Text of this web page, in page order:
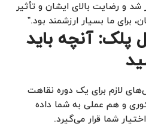
و رضایت بالای ایشان و تأثیر
برای ما بسیار ارزشمند بود.”
پلک: آنچه باید
لازم برای یک دوره نقاهت
و هم عملی به شما داده
شما قرار می‌گیرد.